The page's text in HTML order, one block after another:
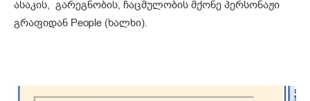
ასაკის, გარეგნობის, ჩაცმულობის მქონე პერსონაჟი
გრაფიდან People (ხალხი).